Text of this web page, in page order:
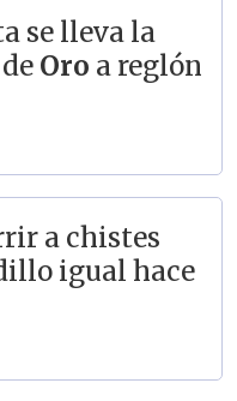
se lleva la
Oro a reglón
a chistes
igual hace